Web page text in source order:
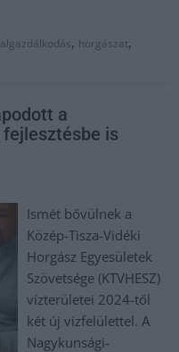
, horgászat,
a
fejlesztésbe is
Ismét bővülnek a
Közép-Tisza-Vidéki
Horgász Egyesületek
Szövetsége (KTVHESZ)
vízterületei 2024-től
két új vízfelülettel. A
Nagykunsági-